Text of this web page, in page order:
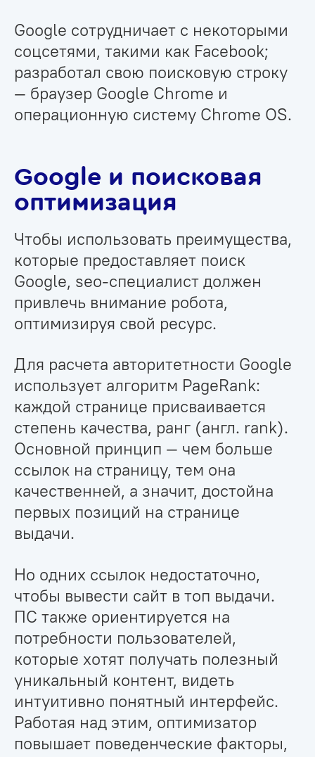
Google сотрудничает с некоторыми
соцсетями, такими как Facebook;
разработал свою поисковую строку
— браузер Google Chrome и
операционную систему Chrome OS.
Google и поисковая
оптимизация
Чтобы использовать преимущества,
которые предоставляет поиск
Google, seo-специалист должен
привлечь внимание робота,
оптимизируя свой ресурс.
Для расчета авторитетности Google
использует алгоритм PageRank:
каждой странице присваивается
степень качества, ранг (англ. rank).
Основной принцип — чем больше
ссылок на страницу, тем она
качественней, а значит, достойна
первых позиций на странице
выдачи.
Но одних ссылок недостаточно,
чтобы вывести сайт в топ выдачи.
ПС также ориентируется на
потребности пользователей,
которые хотят получать полезный
уникальный контент, видеть
интуитивно понятный интерфейс.
Работая над этим, оптимизатор
повышает поведенческие факторы,